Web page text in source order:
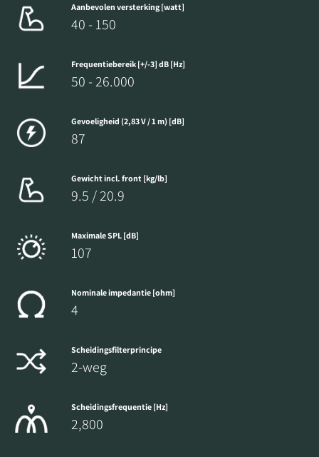
Aanbevolen versterking [watt]
40 - 150
Frequentiebereik [+/-3] dB [Hz]
50 - 26.000
Gevoeligheid (2,83 V / 1 m) [dB]
87
Gewicht incl. front [kg/lb]
9.5 / 20.9
Maximale SPL [dB]
107
Nominale impedantie [ohm]
4
Scheidingsfilterprincipe
2-weg
Scheidingsfrequentie [Hz]
2,800